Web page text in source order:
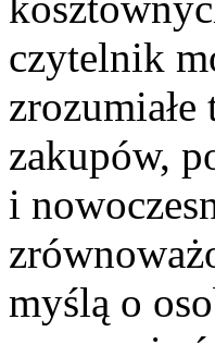
czytelnik
zakupów,
i
myślą o